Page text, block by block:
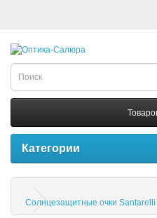
Категории
Солнцезащитные очки